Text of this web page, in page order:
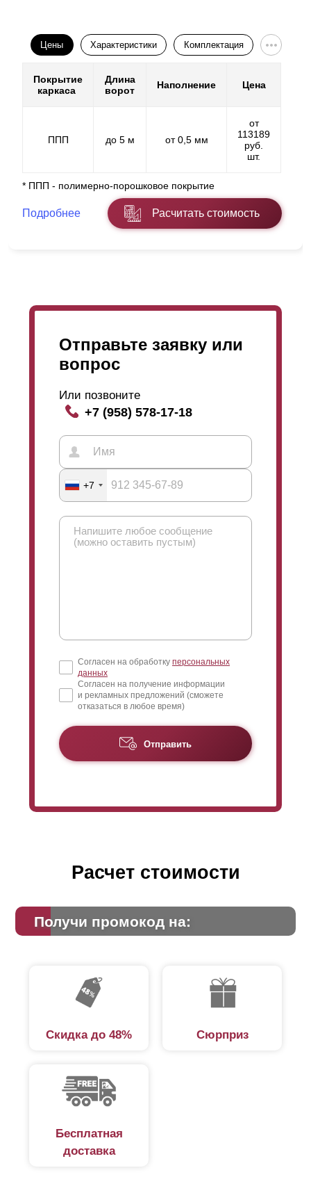
Цены Характеристики Комплектация
Покрытие
каркаса
Длина
ворот
Наполнение Цена
ППП до 5 м от 0,5 мм
от
113189
руб.
шт.
* ППП - полимерно-порошковое покрытие
Подробнее Расчитать стоимость
Отправьте заявку или
вопрос
Или позвоните
+7 (958) 578-17-18
+7
Согласен на обработку персональных
данных
Согласен на получение информации
и рекламных предложений (сможете
отказаться в любое время)
Отправить
Расчет стоимости
Получи промокод на:
Скидка до 48% Сюрприз
Бесплатная
доставка